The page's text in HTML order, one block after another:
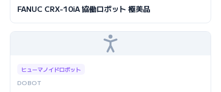
FANUC CRX-10iA 協働ロボット 極美品
ヒューマノイドロボット
DOBOT